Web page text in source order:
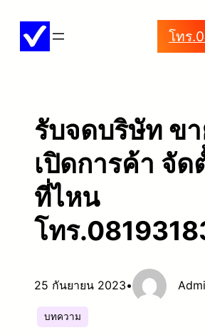
โทร
รับจดบริษัท ข
เปิดการค้า จัด
ที่ไหน
โทร
25 กันยายน 2023•
บทความ